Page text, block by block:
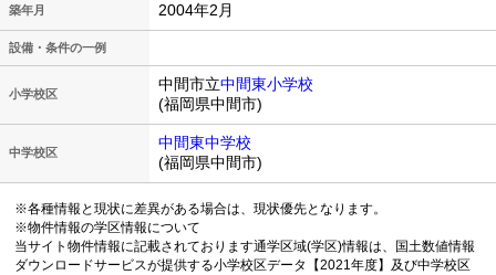
築年月 2004年2月
設備・条件の一例
小学校区
中間市立中間東小学校
(福岡県中間市)
中学校区
中間東中学校
(福岡県中間市)
※各種情報と現状に差異がある場合は、現状優先となります。
※物件情報の学区情報について
当サイト物件情報に記載されております通学区域(学区)情報は、国土数値情報
ダウンロードサービスが提供する小学校区データ【2021年度】及び中学校区